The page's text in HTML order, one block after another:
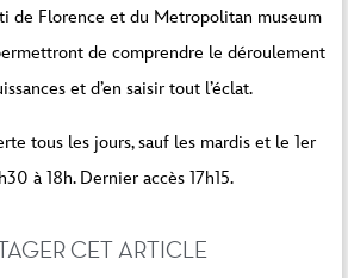
de Florence et du Metropolitan museum
de comprendre le déroulement
et d’en saisir tout l’éclat.
tous les jours, sauf les mardis et le 1er
à 18h. Dernier accès 17h15.
CET ARTICLE